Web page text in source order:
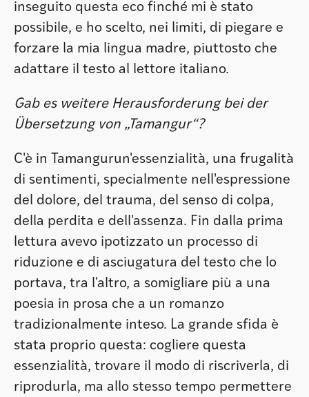
inseguito questa eco finché mi è stato
possibile, e ho scelto, nei limiti, di piegare e
forzare la mia lingua madre, piuttosto che
adattare il testo al lettore italiano.
Gab es weitere Herausforderung bei der
Übersetzung von „Tamangur“?
C'è in Tamangurun'essenzialità, una frugalità
di sentimenti, specialmente nell'espressione
del dolore, del trauma, del senso di colpa,
della perdita e dell'assenza. Fin dalla prima
lettura avevo ipotizzato un processo di
riduzione e di asciugatura del testo che lo
portava, tra l'altro, a somigliare più a una
poesia in prosa che a un romanzo
tradizionalmente inteso. La grande sfida è
stata proprio questa: cogliere questa
essenzialità, trovare il modo di riscriverla, di
riprodurla, ma allo stesso tempo permettere